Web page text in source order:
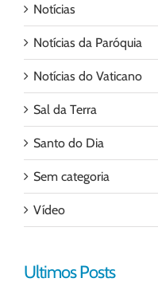
Notícias
Notícias da Paróquia
Notícias do Vaticano
Sal da Terra
Santo do Dia
Sem categoria
Vídeo
Ultimos Posts